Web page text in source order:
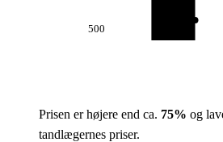
500
Prisen er højere end ca. 75% og
tandlægernes priser.